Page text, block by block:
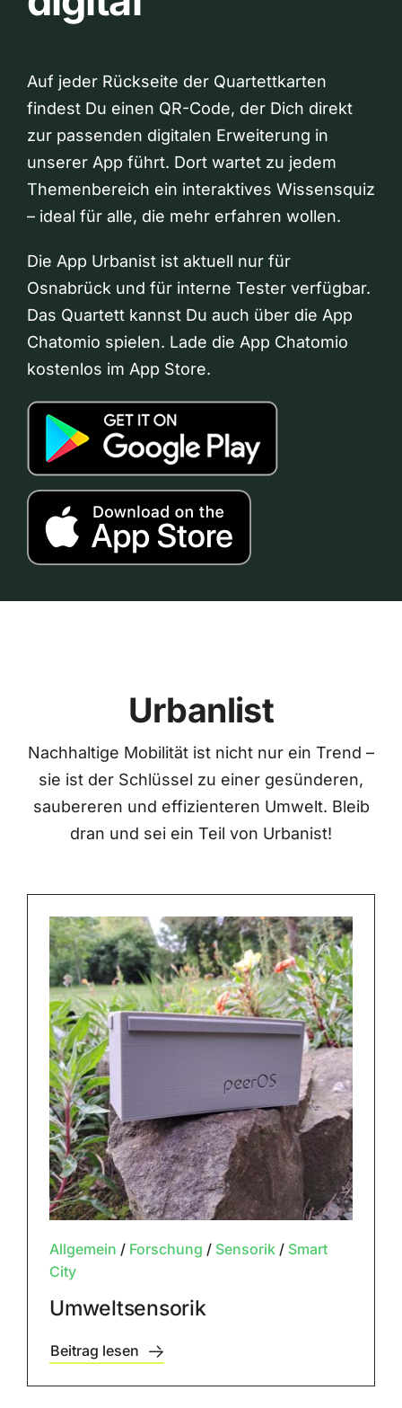
Auf jeder Rückseite der Quartettkarten
findest Du einen QR-Code, der Dich direkt
zur passenden digitalen Erweiterung in
unserer App führt. Dort wartet zu jedem
Themenbereich ein interaktives Wissensquiz
– ideal für alle, die mehr erfahren wollen.
Die App Urbanist ist aktuell nur für
Osnabrück und für interne Tester verfügbar.
Das Quartett kannst Du auch über die App
Chatomio spielen. Lade die App Chatomio
kostenlos im App Store.
Urbanlist
Nachhaltige Mobilität ist nicht nur ein Trend –
sie ist der Schlüssel zu einer gesünderen,
saubereren und effizienteren Umwelt. Bleib
dran und sei ein Teil von Urbanist!
Allgemein / Forschung / Sensorik/ Smart
City
Umweltsensorik
Beitrag lesen